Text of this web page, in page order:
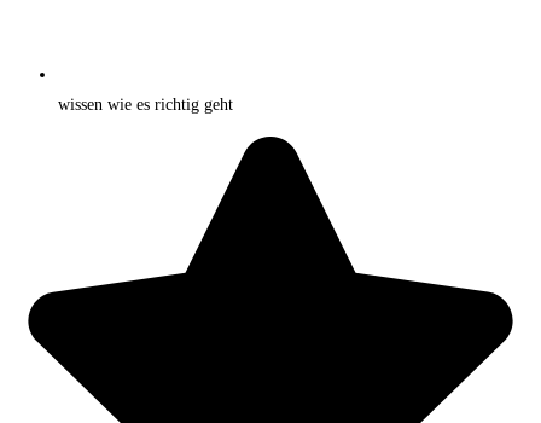
wissen wie es richtig geht